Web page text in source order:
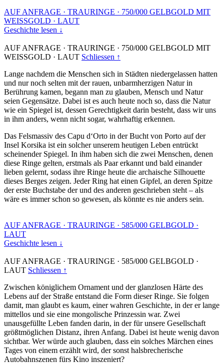
AUF ANFRAGE · TRAURINGE · 750/000 GELBGOLD MIT
WEISSGOLD · LAUT
Geschichte lesen ↓
AUF ANFRAGE · TRAURINGE · 750/000 GELBGOLD MIT
WEISSGOLD · LAUT Schliessen ↑
Lange nachdem die Menschen sich in Städten niedergelassen hatten
und nur noch selten mit der rauen, unbarmherzigen Natur in
Berührung kamen, begann man zu glauben, Mensch und Natur
seien Gegensätze. Dabei ist es auch heute noch so, dass die Natur
wie ein Spiegel ist, dessen Gerechtigkeit darin besteht, dass wir uns
in ihm anders, wenn nicht sogar, wahrhaftig erkennen.
Das Felsmassiv des Capu d‘Orto in der Bucht von Porto auf der
Insel Korsika ist ein solcher unserem heutigen Leben entrückt
scheinender Spiegel. In ihm haben sich die zwei Menschen, denen
diese Ringe gelten, erstmals als Paar erkannt und bald einander
lieben gelernt, sodass ihre Ringe heute die archaische Silhouette
dieses Berges zeigen. Jeder Ring hat einen Gipfel, an deren Spitze
der erste Buchstabe der und des anderen geschrieben steht – als
wäre es immer schon so gewesen, als könnte es nie anders sein.
AUF ANFRAGE · TRAURINGE · 585/000 GELBGOLD ·
LAUT
Geschichte lesen ↓
AUF ANFRAGE · TRAURINGE · 585/000 GELBGOLD ·
LAUT Schliessen ↑
Zwischen königlichem Ornament und der glanzlosen Härte des
Lebens auf der Straße entstand die Form dieser Ringe. Sie folgen
damit, man glaubt es kaum, einer wahren Geschichte, in der er lange
mittellos und sie eine mongolische Prinzessin war. Zwei
unausgefüllte Leben fanden darin, in der für unsere Gesellschaft
größtmöglichen Distanz, ihren Anfang. Dabei ist heute wenig davon
sichtbar. Wer würde auch glauben, dass ein solches Märchen eines
Tages von einem erzählt wird, der sonst halsbrecherische
Autobahnszenen fürs Kino inszeniert?